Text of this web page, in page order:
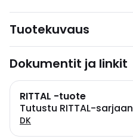
Tuotekuvaus
Dokumentit ja linkit
RITTAL -tuote
Tutustu RITTAL-sarjaan
DK